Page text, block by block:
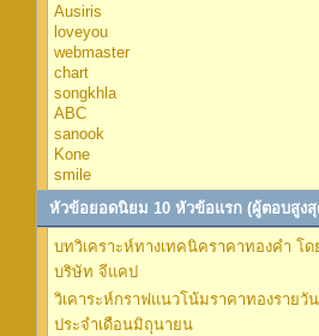
Ausiris
loveyou
webmaster
chart
songkhla
ABC
sanook
Kone
smile
หัวข้อยอดนิยม 10 หัวข้อแรก (ผู้ตอบสูงสุ
บทวิเคราะห์ทางเทคนิคราคาทองคำ โด
บริษัท จีแคป
วิเคาระห์กราฟแนวโน้มราคาทองรายวัน
ประจำเดือนมิถุนายน